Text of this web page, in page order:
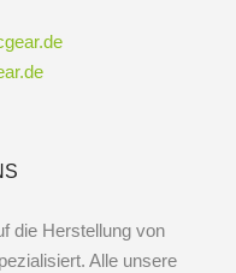
die Herstellung von
Alle unsere